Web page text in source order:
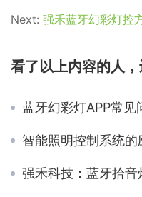
Next: 强禾蓝牙幻彩灯控
看了以上内容的人，
蓝牙幻彩灯APP常见
智能照明控制系统的
强禾科技：蓝牙拾音